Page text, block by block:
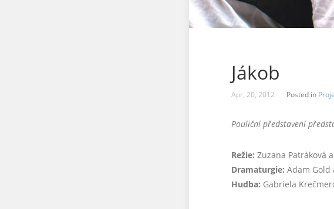
Jákob
Apr, 20, 2012 Posted in
Pouliční představení
Režie: Zuzana Patráková
Dramaturgie: Adam Gold
Hudba: Gabriela